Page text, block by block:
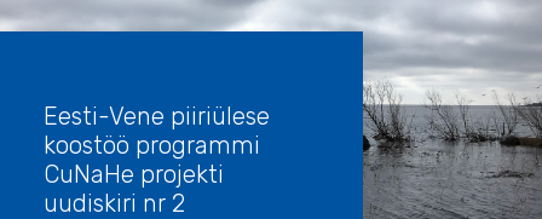
Eesti-Vene piiriülese
koostöö programmi
CuNaHe projekti
uudiskiri nr 2